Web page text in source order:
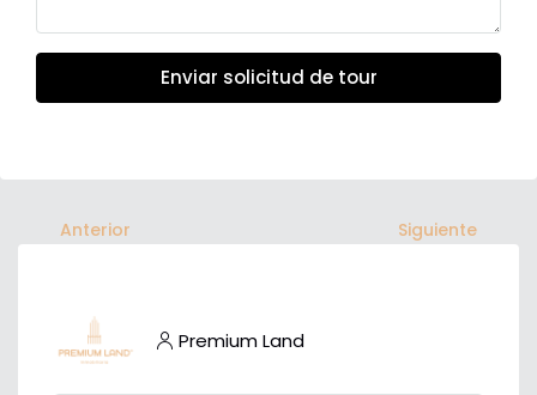
Enviar solicitud de tour
Anterior Siguiente
Premium Land